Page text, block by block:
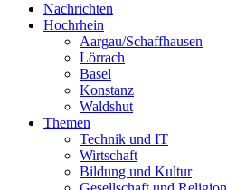
Nachrichten
Hochrhein
Aargau/Schaffhausen
Lörrach
Basel
Konstanz
Waldshut
Themen
Technik und IT
Wirtschaft
Bildung und Kultur